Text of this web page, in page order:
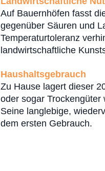
Auf Bauernhöfen fasst
gegenüber Säuren und
Temperaturtoleranz
landwirtschaftliche
Haushaltsgebrauch
Zu Hause lagert dieser
oder sogar
Seine langlebige,
dem ersten Gebrauch.